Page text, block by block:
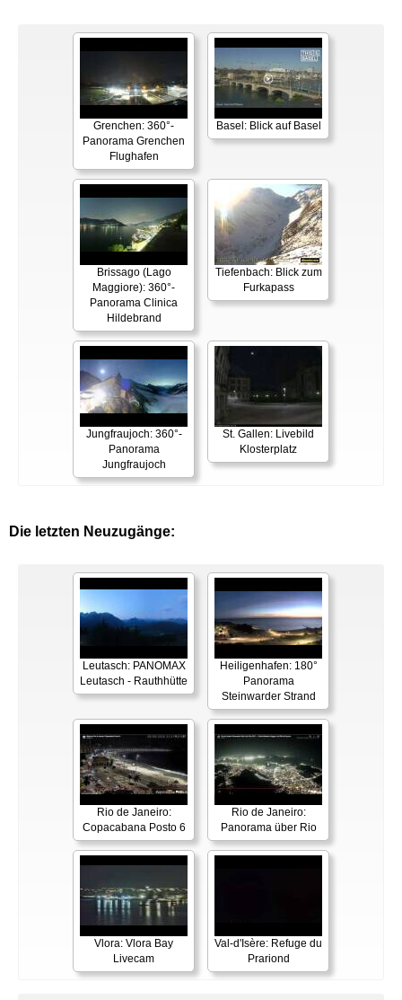
Grenchen: 360°-
Panorama Grenchen
Flughafen
Basel: Blick auf Basel
Brissago (Lago
Maggiore): 360°-
Panorama Clinica
Hildebrand
Tiefenbach: Blick zum
Furkapass
Jungfraujoch: 360°-
Panorama
Jungfraujoch
St. Gallen: Livebild
Klosterplatz
Die letzten Neuzugänge:
Leutasch: PANOMAX
Leutasch - Rauthhütte
Heiligenhafen: 180°
Panorama
Steinwarder Strand
Rio de Janeiro:
Copacabana Posto 6
Rio de Janeiro:
Panorama über Rio
Vlora: Vlora Bay
Livecam
Val-d'Isère: Refuge du
Prariond